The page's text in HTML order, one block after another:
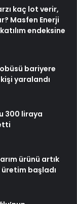
kaç lot verir,
Masfen Enerji
endeksine
bariyere
yaralandı
300 liraya
ürünü artık
üretim başladı